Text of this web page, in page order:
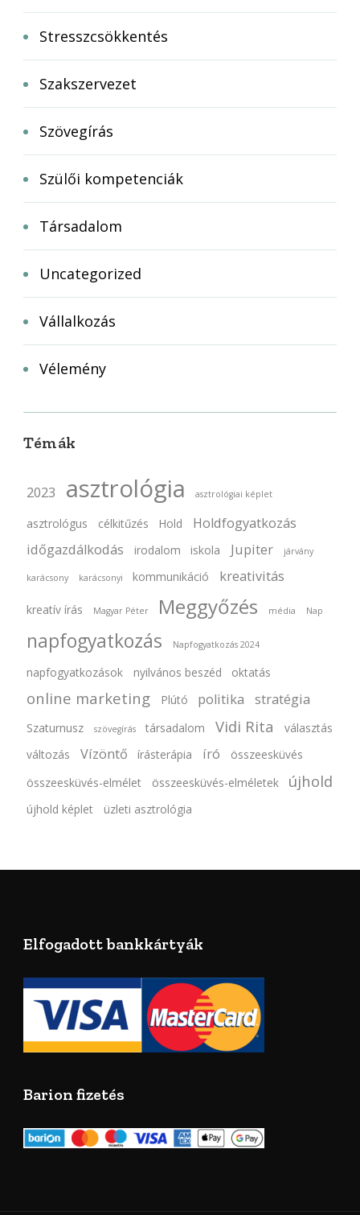
Stresszcsökkentés
Szakszervezet
Szövegírás
Szülői kompetenciák
Társadalom
Uncategorized
Vállalkozás
Vélemény
Témák
2023 asztrológia asztrológiai képlet
asztrológus célkitűzés Hold
Holdfogyatkozás
időgazdálkodás
irodalom iskola Jupiter járvány
karácsony karácsonyi kommunikáció kreativitás
kreatív írás Magyar Péter Meggyőzés média Nap
napfogyatkozás Napfogyatkozás 2024
napfogyatkozások nyilvános beszéd oktatás
online marketing Plútó politika stratégia
Szaturnusz szövegírás társadalom Vidi Rita
választás
változás
Vízöntő írásterápia író
összeesküvés
összeesküvés-elmélet
összeesküvés-elméletek újhold
újhold képlet üzleti asztrológia
Elfogadott bankkártyák
Barion fizetés